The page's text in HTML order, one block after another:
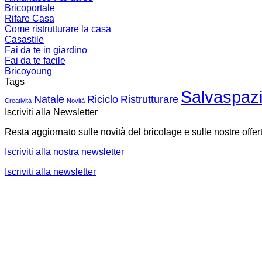
Bricoportale
Rifare Casa
Come ristrutturare la casa
Casastile
Fai da te in giardino
Fai da te facile
Bricoyoung
Tags
Creatività Natale Novità Riciclo Ristrutturare
Iscriviti alla Newsletter
Resta aggiornato sulle novità del bricolage e sulle nostre
Iscriviti alla nostra newsletter
Iscriviti alla newsletter